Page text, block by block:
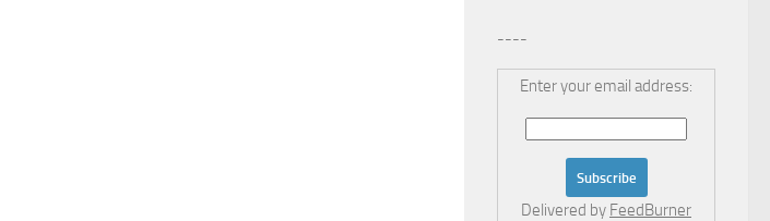
----
Enter your email address:
Delivered by FeedBurner